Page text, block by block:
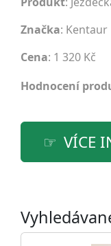
Značka: Kentaur
Cena: 1 320 Kč
Hodnocení
VÍCE